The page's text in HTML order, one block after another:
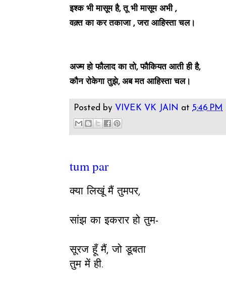
इश्क भी मासूम है, तू भी मासूम अभी ,
वक़्त का कर तकाजा , जरा आहिस्ता चल।
अज्म हो फौलाद का तो, फौकियत आती ही है,
कौन रोकेगा तुझे, अब मत आहिस्ता चल।
Posted by VIVEK VK JAIN at 5:46 PM
tum par
क्या लिखूं मैं तुमपर,
सांझ का इकरार हो तुम-
सूरज हूँ मैं, जो डूबता
तुम में ही.